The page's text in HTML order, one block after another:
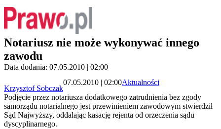
Notariusz nie może wykonywać innego
zawodu
Data dodania: 07.05.2010 | 02:00
Krzysztof Sobczak
07.05.2010 | 02:00Aktualności
Podjęcie przez notariusza dodatkowego zatrudnienia bez zgody
samorządu notarialnego jest przewinieniem zawodowym stwierdził
Sąd Najwyższy, oddalając kasację rejenta od orzeczenia sądu
dyscyplinarnego.